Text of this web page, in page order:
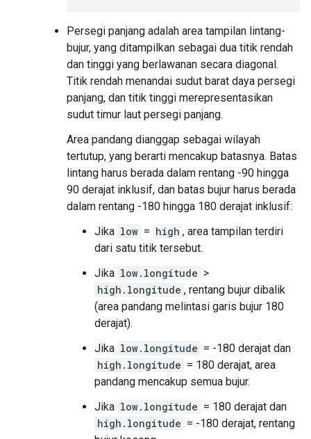
Persegi panjang adalah area tampilan lintang-
bujur, yang ditampilkan sebagai dua titik rendah
dan tinggi yang berlawanan secara diagonal.
Titik rendah menandai sudut barat daya persegi
panjang, dan titik tinggi merepresentasikan
sudut timur laut persegi panjang.
Area pandang dianggap sebagai wilayah
tertutup, yang berarti mencakup batasnya. Batas
lintang harus berada dalam rentang -90 hingga
90 derajat inklusif, dan batas bujur harus berada
dalam rentang -180 hingga 180 derajat inklusif:
Jika low = high , area tampilan terdiri
dari satu titik tersebut.
Jika low.longitude >
high.longitude , rentang bujur dibalik
(area pandang melintasi garis bujur 180
derajat).
Jika low.longitude = -180 derajat dan
high.longitude = 180 derajat, area
pandang mencakup semua bujur.
Jika low.longitude = 180 derajat dan
high.longitude = -180 derajat, rentang